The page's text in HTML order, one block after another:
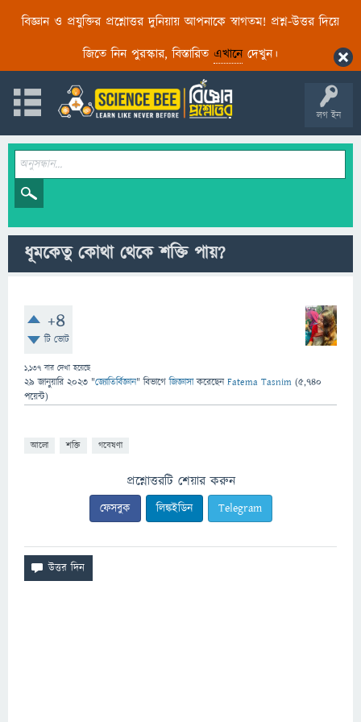
বিজ্ঞান ও প্রযুক্তির প্রশ্নোত্তর দুনিয়ায় আপনাকে স্বাগতম! প্রশ্ন-উত্তর দিয়ে
জিতে নিন পুরস্কার, বিস্তারিত এখানেদেখুন।
লগ ইন
ধূমকেতু কোথা থেকে শক্তি পায়?
+4
টি ভোট
1,137 বার দেখা হয়েছে
29 জানুয়ারি 2023 "জ্যোতির্বিজ্ঞান" বিভাগে জিজ্ঞাসাকরেছেনFatema Tasnim (5,740
পয়েন্ট)
আলো শক্তি গবেষণা
প্রশ্নোত্তরটি শেয়ার করুন
ফেসবুক লিঙ্কইডিন Telegram